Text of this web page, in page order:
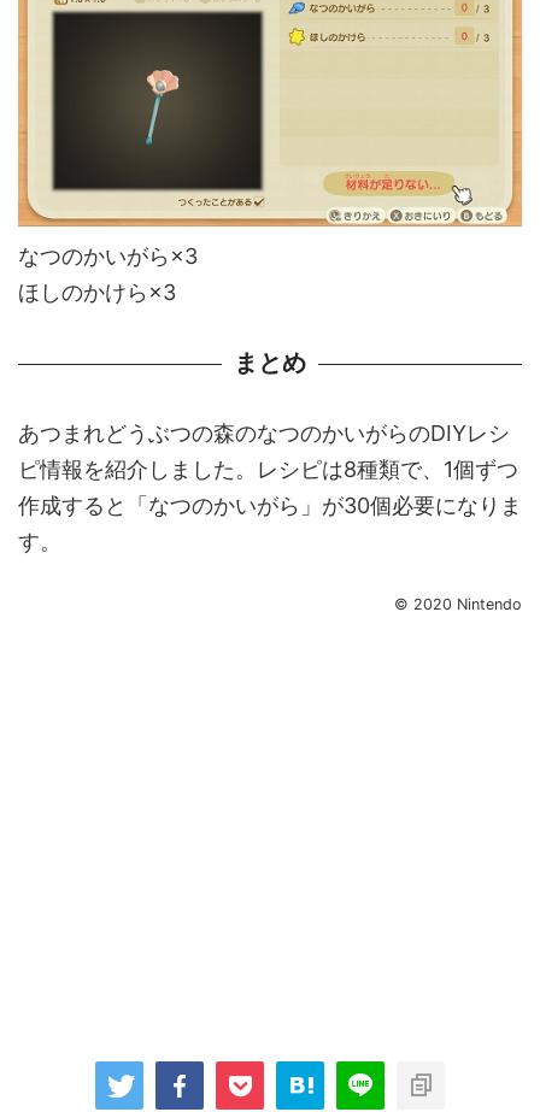
なつのかいがら×3
ほしのかけら×3
まとめ
あつまれどうぶつの森のなつのかいがらのDIYレシ
ピ情報を紹介しました。レシピは8種類で、1個ずつ
作成すると「なつのかいがら」が30個必要になりま
す。
© 2020 Nintendo